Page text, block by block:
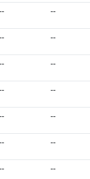
--
--
--
--
--
--
--